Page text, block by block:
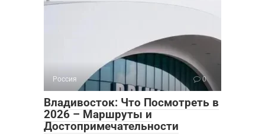
Россия 0
Владивосток: Что Посмотреть в
2026 – Маршруты и
Достопримечательности